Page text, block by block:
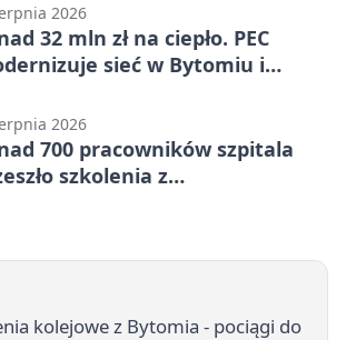
2026
32 mln zł na ciepło. PEC
sieć w Bytomiu i
2026
700 pracowników szpitala
szkolenia z
kolejowe z Bytomia - pociągi do